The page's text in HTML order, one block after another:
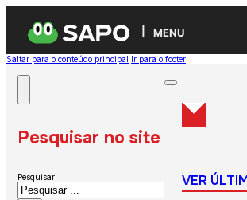
MENU
Saltar para o conteúdo principal Ir para o footer
Pesquisar no site
Pesquisar VER